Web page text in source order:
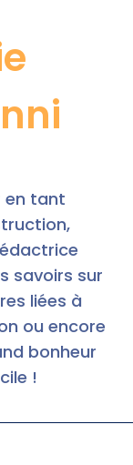
en tant
savoirs sur
liées à
ou encore
bonheur
!